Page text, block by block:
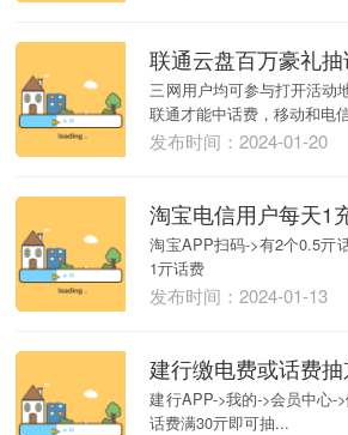
联通云盘百万豪礼
三网用户均可参与打开活动
联通才能中话费，移动和电
发布时间：2024-01-20
淘宝电信用户每天1
淘宝APP扫码->有2个0.5亓
1亓话费
发布时间：2024-01-13
建行缴电费或话费
建行APP->我的->会员中心-
话费满30亓即可抽...